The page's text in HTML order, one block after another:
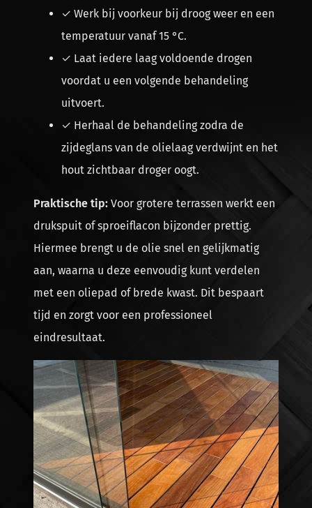
✓ Werk bij voorkeur bij droog weer en een
temperatuur vanaf 15 °C.
✓ Laat iedere laag voldoende drogen
voordat u een volgende behandeling
uitvoert.
✓ Herhaal de behandeling zodra de
zijdeglans van de olielaag verdwijnt en het
hout zichtbaar droger oogt.
Praktische tip: Voor grotere terrassen werkt een
drukspuit of sproeiflacon bijzonder prettig.
Hiermee brengt u de olie snel en gelijkmatig
aan, waarna u deze eenvoudig kunt verdelen
met een oliepad of brede kwast. Dit bespaart
tijd en zorgt voor een professioneel
eindresultaat.